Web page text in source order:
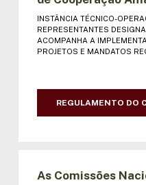
VI REUNIÃO DE
DECLARAÇÃO |
DECL. | RESOL.
INSTÂNCIA TÉCNICO-
REPRESENTANTES
ACOMPANHA A
PROJETOS E MANDATOS
REGULAMENTO DO
As Comissões